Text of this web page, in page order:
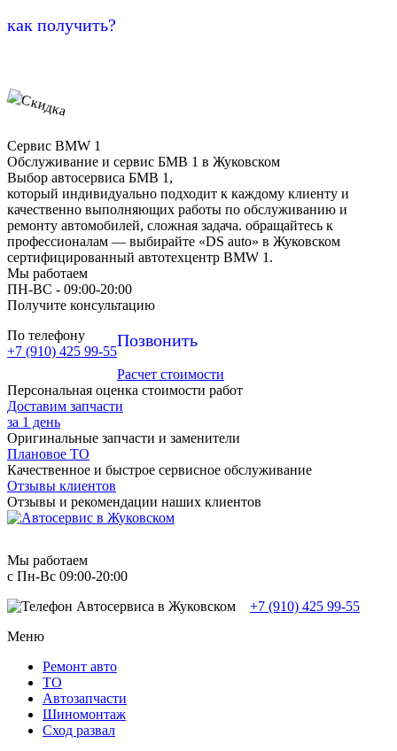
как получить?
Сервис BMW 1
Обслуживание и сервис БМВ 1 в Жуковском
Выбор автосервиса БМВ 1,
который индивидуально подходит к каждому клиенту и
качественно выполняющих работы по обслуживанию и
ремонту автомобилей, сложная задача. обращайтесь к
профессионалам — выбирайте «DS auto» в Жуковском
сертифицированный автотехцентр BMW 1.
Мы работаем
ПН-ВC - 09:00-20:00
Получите консультацию
По телефону
+7 (910) 425 99-55
Позвонить
Расчет стоимости
Персональная оценка стоимости работ
Доставим запчасти
за 1 день
Оригинальные запчасти и заменители
Плановое ТО
Качественное и быстрое сервисное обслуживание
Отзывы клиентов
Отзывы и рекомендации наших клиентов
Мы работаем
с Пн-Вc 09:00-20:00
+7 (910) 425 99-55
Меню
Ремонт авто
TO
Автозапчасти
Шиномонтаж
Сход развал